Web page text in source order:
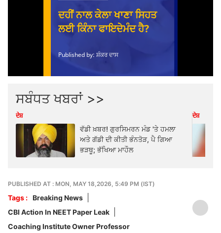
ਸਬੰਧਤ ਖਬਰਾਂ >>
ਦੇਸ਼
ਵੱਡੀ ਖ਼ਬਰ! ਗੁਰਸਿਮਰਨ ਮੰਡ 'ਤੇ ਹਮਲਾ
ਅਤੇ ਗੱਡੀ ਦੀ ਕੀਤੀ ਭੰਨਤੋੜ, ਪੈ ਗਿਆ
ਭੜਥੂ; ਭੱਖਿਆ ਮਾਹੌਲ
ਦੇਸ਼
PUBLISHED AT : MON, MAY 18,2026, 5:49 PM (IST)
Tags : Breaking News
CBI Action In NEET Paper Leak
Coaching Institute Owner Professor